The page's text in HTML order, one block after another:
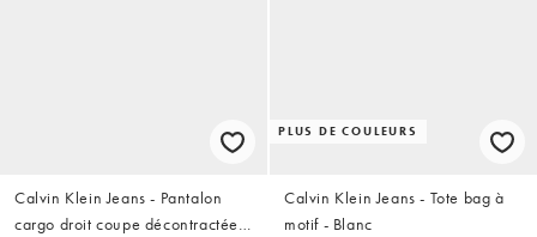
Calvin Klein Jeans - Pantalon
cargo droit coupe décontractée
PLUS DE COULEURS
Calvin Klein Jeans - Tote bag à
motif - Blanc